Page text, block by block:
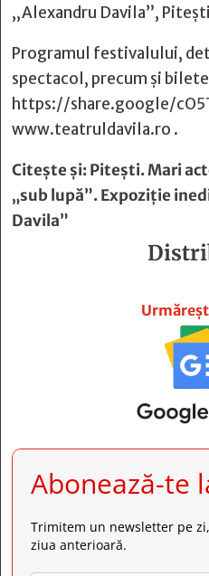
,,Alexandru Davila”,
Programul festivalului,
spectacol, precum și
https://share.google/
www.teatruldavila.ro .
Citește și:Pitești. Mari
„sub lupă”. Expoziție
Davila”
Abonează-te
Trimitem un newsletter pe
ziua anterioară.